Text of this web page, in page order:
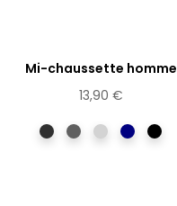
Mi-chaussette homme
98% coton
13,90 €
anthracite
Gris Gris
clair
MarineNoir